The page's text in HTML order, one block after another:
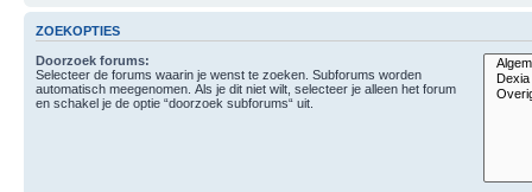
ZOEKOPTIES
Doorzoek forums:
Selecteer de forums waarin je wenst te zoeken. Subforums worden
automatisch meegenomen. Als je dit niet wilt, selecteer je alleen het forum
en schakel je de optie “doorzoek subforums“ uit.